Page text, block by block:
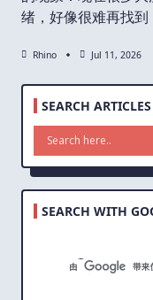
绪，好像很难再找到
Rhino Jul 11, 2026
SEARCH
SEARCH WITH